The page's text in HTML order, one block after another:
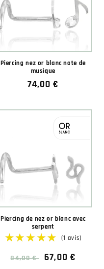
★★★★★
★★★★★
Piercing nez or blanc note de
musique
Prix
74,00 €
Piercing de nez or blanc avec
serpent
Prix
84,00 €
Prix
67,00 €